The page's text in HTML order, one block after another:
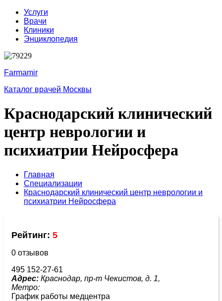
Услуги
Врачи
Клиники
Энциклопедия
Farmamir
Каталог врачей Москвы
Краснодарский клинический
центр неврологии и
психиатрии Нейросфера
Главная
Специализации
Краснодарский клинический центр неврологии и
психиатрии Нейросфера
Рейтинг: 5
0 отзывов
495 152-27-61
Адрес: Краснодар, пр-т Чекистов, д. 1,
Метро:
График работы медцентра